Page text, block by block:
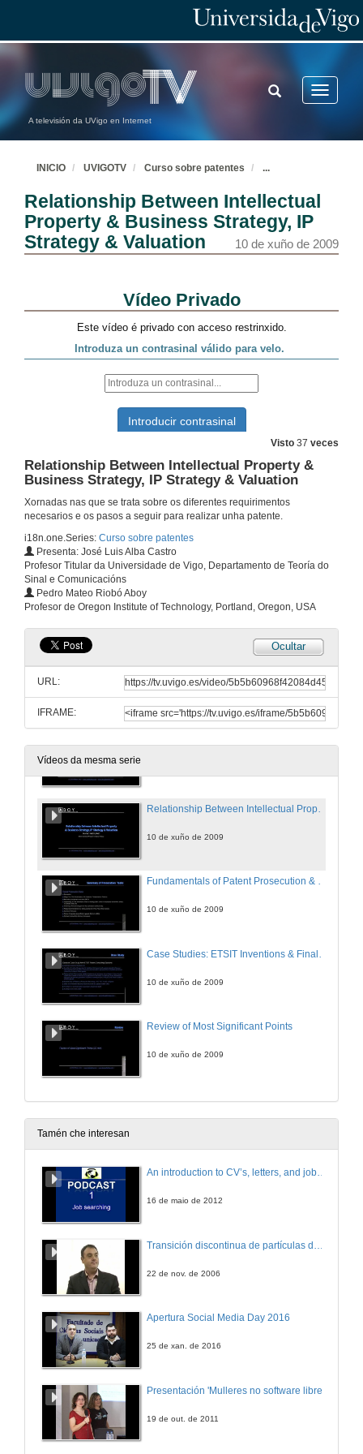
A televisión da UVigo en Internet
Toggle
TOGGLE
SEARCH
INICIO UVIGOTV Curso sobre patentes ...
Relationship Between Intellectual
Property & Business Strategy, IP
Strategy & Valuation
10 de xuño de 2009
Visto 37 veces
Relationship Between Intellectual Property &
Business Strategy, IP Strategy & Valuation
Xornadas nas que se trata sobre os diferentes requirimentos
necesarios e os pasos a seguir para realizar unha patente.
i18n.one.Series: Curso sobre patentes
Presenta: José Luis Alba Castro
Profesor Titular da Universidade de Vigo, Departamento de Teoría do
Sinal e Comunicacións
Pedro Mateo Riobó Aboy
Profesor de Oregon Institute of Technology, Portland, Oregon, USA
Ocultar
URL:
IFRAME:
Vídeos da mesma serie
10 de xuño de 2009
Fundamentals of Patent Prosecution & Introduction to Patent Searching
10 de xuño de 2009
10 de xuño de 2009
Review of Most Significant Points
10 de xuño de 2009
Tamén che interesan
An introduction to CV’s, letters, and job searching
16 de maio de 2012
22 de nov. de 2006
Apertura Social Media Day 2016
25 de xan. de 2016
Presentación 'Mulleres no software libre'
19 de out. de 2011